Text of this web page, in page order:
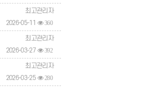
최고관리자
2026-05-11 360
최고관리자
2026-03-27 392
최고관리자
2026-03-25 280